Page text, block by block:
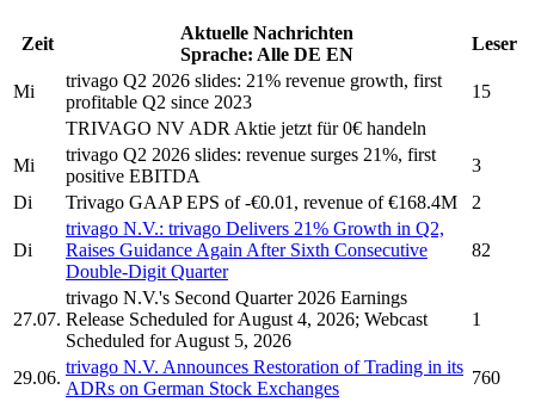
Zeit
Aktuelle Nachrichten
Sprache: Alle DE EN
Leser
Mi
trivago Q2 2026 slides: 21% revenue growth, first
profitable Q2 since 2023
15
TRIVAGO NV ADR Aktie jetzt für 0€ handeln
Mi
trivago Q2 2026 slides: revenue surges 21%, first
positive EBITDA
3
Di
Trivago GAAP EPS of -€0.01, revenue of €168.4M 2
Di
trivago N.V.: trivago Delivers 21% Growth in Q2,
Raises Guidance Again After Sixth Consecutive
Double-Digit Quarter
82
27.07.
trivago N.V.'s Second Quarter 2026 Earnings
Release Scheduled for August 4, 2026; Webcast
Scheduled for August 5, 2026
1
29.06.
trivago N.V. Announces Restoration of Trading in its
ADRs on German Stock Exchanges
760